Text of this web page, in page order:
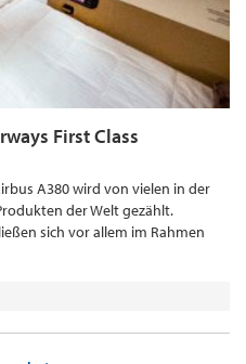
First Class
A380 wird von vielen in der
der Welt gezählt.
sich vor allem im Rahmen